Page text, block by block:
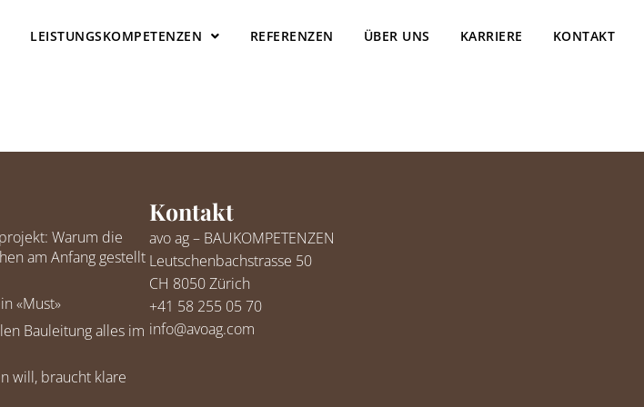
LEISTUNGSKOMPETENZEN REFERENZEN ÜBER UNS KARRIERE KONTAKT
Warum die
am Anfang gestellt
«Must»
Bauleitung alles im
will, braucht klare
Kontakt
avo ag – BAUKOMPETENZEN
Leutschenbachstrasse 50
CH 8050 Zürich
+41 58 255 05 70
info@avoag.com